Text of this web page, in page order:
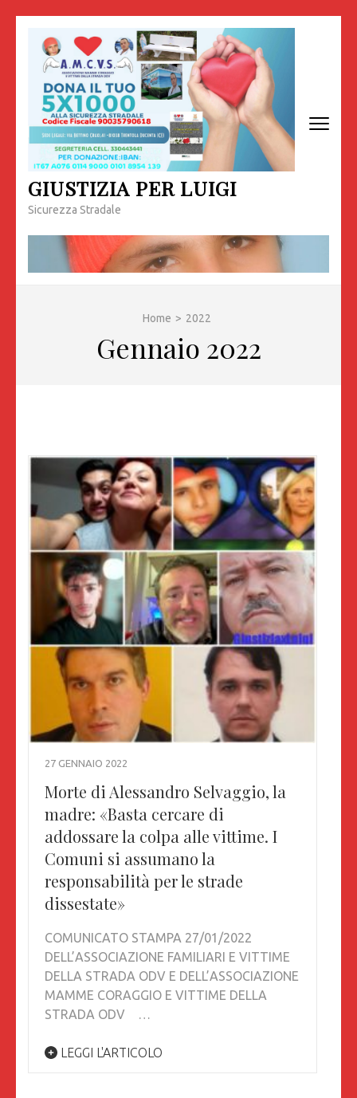
contenuto
(premi
invio)
GIUSTIZIA PER LUIGI
Sicurezza Stradale
Home > 2022
Gennaio 2022
27 GENNAIO 2022
Morte di Alessandro Selvaggio, la
madre: «Basta cercare di
addossare la colpa alle vittime. I
Comuni si assumano la
responsabilità per le strade
dissestate»
COMUNICATO STAMPA 27/01/2022
DELL’ASSOCIAZIONE FAMILIARI E VITTIME
DELLA STRADA ODV E DELL’ASSOCIAZIONE
MAMME CORAGGIO E VITTIME DELLA
STRADA ODV …
LEGGI L'ARTICOLO